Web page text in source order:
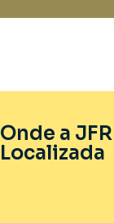
Onde a
Localizada